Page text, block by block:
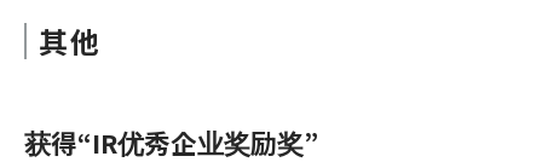
其他
获得“IR优秀企业奖励奖”